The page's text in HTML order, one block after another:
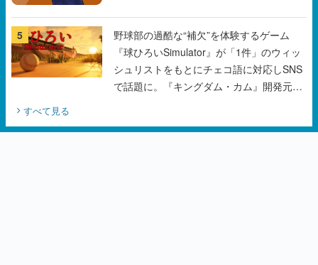
5
野球部の過酷な“補欠”を体験するゲーム
『球ひろいSimulator』が「1件」のウィッ
シュリストをもとにチェコ語に対応しSNS
で話題に。『キングダム・カム』開発元や
すべて見る